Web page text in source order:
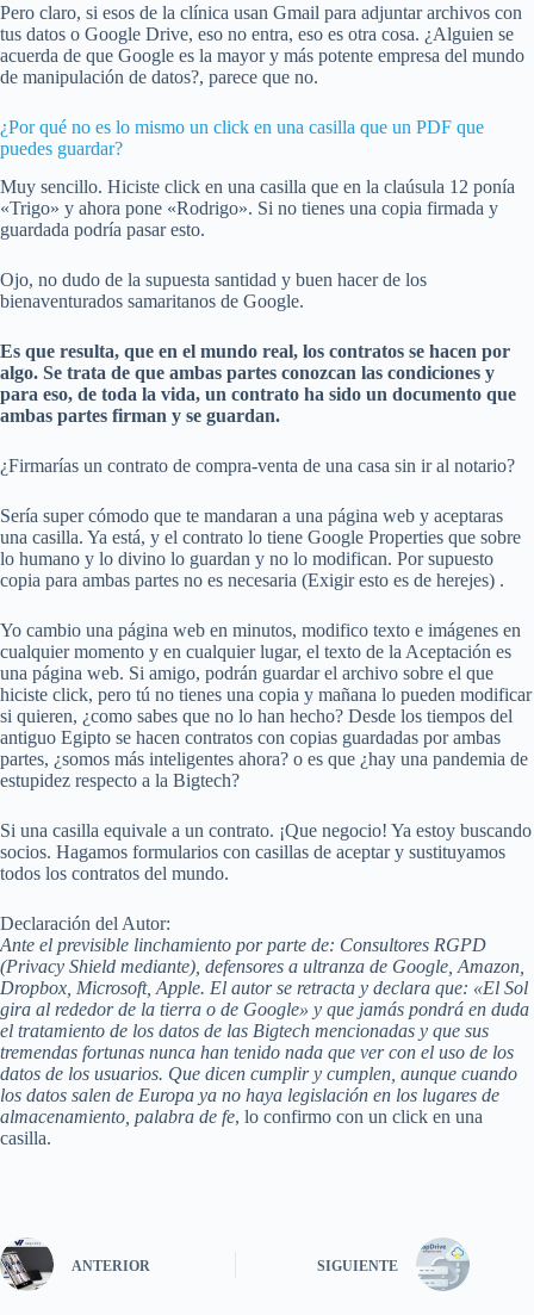
Pero claro, si esos de la clínica usan Gmail para adjuntar archivos con
tus datos o Google Drive, eso no entra, eso es otra cosa. ¿Alguien se
acuerda de que Google es la mayor y más potente empresa del mundo
de manipulación de datos?, parece que no.
¿Por qué no es lo mismo un click en una casilla que un PDF que
puedes guardar?
Muy sencillo. Hiciste click en una casilla que en la claúsula 12 ponía
«Trigo» y ahora pone «Rodrigo». Si no tienes una copia firmada y
guardada podría pasar esto.
Ojo, no dudo de la supuesta santidad y buen hacer de los
bienaventurados samaritanos de Google.
Es que resulta, que en el mundo real, los contratos se hacen por
algo. Se trata de que ambas partes conozcan las condiciones y
para eso, de toda la vida, un contrato ha sido un documento que
ambas partes firman y se guardan.
¿Firmarías un contrato de compra-venta de una casa sin ir al notario?
Sería super cómodo que te mandaran a una página web y aceptaras
una casilla. Ya está, y el contrato lo tiene Google Properties que sobre
lo humano y lo divino lo guardan y no lo modifican. Por supuesto
copia para ambas partes no es necesaria (Exigir esto es de herejes) .
Yo cambio una página web en minutos, modifico texto e imágenes en
cualquier momento y en cualquier lugar, el texto de la Aceptación es
una página web. Si amigo, podrán guardar el archivo sobre el que
hiciste click, pero tú no tienes una copia y mañana lo pueden modificar
si quieren, ¿como sabes que no lo han hecho? Desde los tiempos del
antiguo Egipto se hacen contratos con copias guardadas por ambas
partes, ¿somos más inteligentes ahora? o es que ¿hay una pandemia de
estupidez respecto a la Bigtech?
Si una casilla equivale a un contrato. ¡Que negocio! Ya estoy buscando
socios. Hagamos formularios con casillas de aceptar y sustituyamos
todos los contratos del mundo.
Declaración del Autor:
Ante el previsible linchamiento por parte de: Consultores RGPD
(Privacy Shield mediante), defensores a ultranza de Google, Amazon,
Dropbox, Microsoft, Apple. El autor se retracta y declara que: «El Sol
gira al rededor de la tierra o de Google» y que jamás pondrá en duda
el tratamiento de los datos de las Bigtech mencionadas y que sus
tremendas fortunas nunca han tenido nada que ver con el uso de los
datos de los usuarios. Que dicen cumplir y cumplen, aunque cuando
los datos salen de Europa ya no haya legislación en los lugares de
almacenamiento, palabra de fe, lo confirmo con un click en una
casilla.
ANTERIOR SIGUIENTE